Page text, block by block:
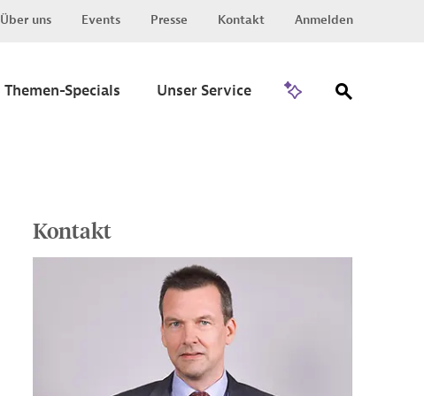
Über uns Events Presse Kontakt Anmelden
Themen-Specials Unser Service
Kontakt